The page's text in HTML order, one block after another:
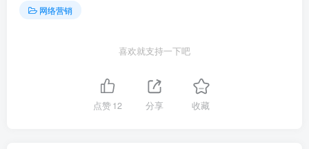
网络营销
喜欢就支持一下吧
点赞12 分享 收藏